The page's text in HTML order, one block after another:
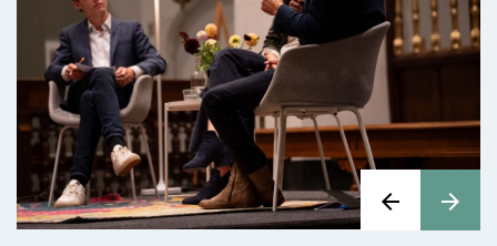
arrow_back arrow_forward